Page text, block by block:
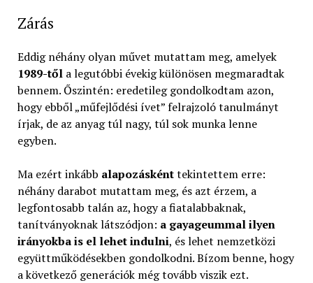
Zárás
Eddig néhány olyan művet mutattam meg, amelyek
1989-tőla legutóbbi évekig különösen megmaradtak
bennem. Őszintén: eredetileg gondolkodtam azon,
hogy ebből „műfejlődési ívet” felrajzoló tanulmányt
írjak, de az anyag túl nagy, túl sok munka lenne
egyben.
Ma ezért inkább alapozáskénttekintettem erre:
néhány darabot mutattam meg, és azt érzem, a
legfontosabb talán az, hogy a fiatalabbaknak,
tanítványoknak látszódjon: a gayageummal ilyen
irányokba is el lehet indulni, és lehet nemzetközi
együttműködésekben gondolkodni. Bízom benne, hogy
a következő generációk még tovább viszik ezt.